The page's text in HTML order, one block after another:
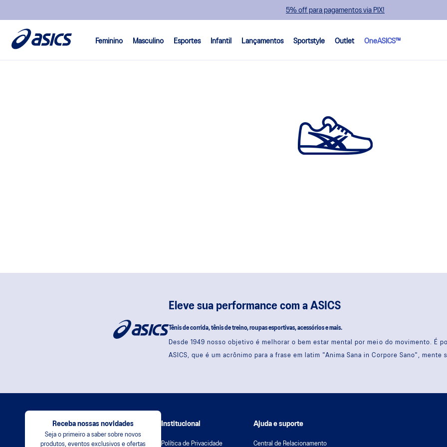
5% off para pagamentos via PIX!
Feminino Masculino Esportes Infantil Lançamentos Sportstyle Outlet OneASICS™
Eleve sua performance com a ASICS
Tênis de corrida, tênis de treino, roupas esportivas, acessórios e mais.
Desde 1949 nosso objetivo é melhorar o bem estar mental por meio do movimento. É
ASICS, que é um acrônimo para a frase em latim "Anima Sana in Corpore Sano", mente
Receba nossas novidades
Seja o primeiro a saber sobre novos
produtos, eventos exclusivos e ofertas
Institucional
Política de Privacidade
Ajuda e suporte
Central de Relacionamento